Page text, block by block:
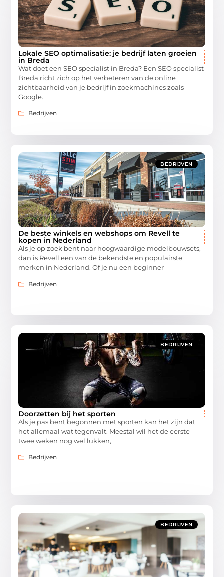
Lokale SEO optimalisatie: je bedrijf laten groeien
in Breda
Wat doet een SEO specialist in Breda? Een SEO specialist
Breda richt zich op het verbeteren van de online
zichtbaarheid van je bedrijf in zoekmachines zoals
Google.
Bedrijven
BEDRIJVEN
De beste winkels en webshops om Revell te
kopen in Nederland
Als je op zoek bent naar hoogwaardige modelbouwsets,
dan is Revell een van de bekendste en populairste
merken in Nederland. Of je nu een beginner
Bedrijven
BEDRIJVEN
Doorzetten bij het sporten
Als je pas bent begonnen met sporten kan het zijn dat
het allemaal wat tegenvalt. Meestal wil het de eerste
twee weken nog wel lukken,
Bedrijven
BEDRIJVEN